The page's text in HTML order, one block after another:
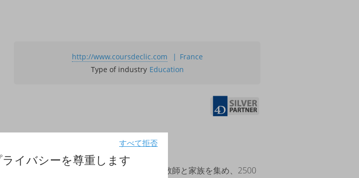
http://www.coursdeclic.com
France
Type of industry Education
スを提供しています。パリ地区で800名の教師と家族を集め、2500
イバシーを尊重します
すべて拒否